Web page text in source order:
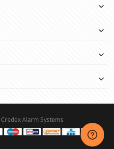
Credex Alarm Systems